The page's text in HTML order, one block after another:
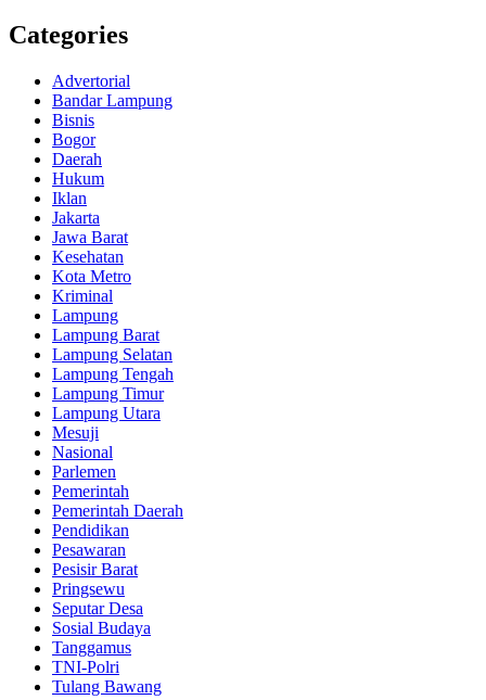
Categories
Advertorial
Bandar Lampung
Bisnis
Bogor
Daerah
Hukum
Iklan
Jakarta
Jawa Barat
Kesehatan
Kota Metro
Kriminal
Lampung
Lampung Barat
Lampung Selatan
Lampung Tengah
Lampung Timur
Lampung Utara
Mesuji
Nasional
Parlemen
Pemerintah
Pemerintah Daerah
Pendidikan
Pesawaran
Pesisir Barat
Pringsewu
Seputar Desa
Sosial Budaya
Tanggamus
TNI-Polri
Tulang Bawang